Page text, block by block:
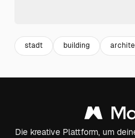
stadt building
Die kreative Plattform, um